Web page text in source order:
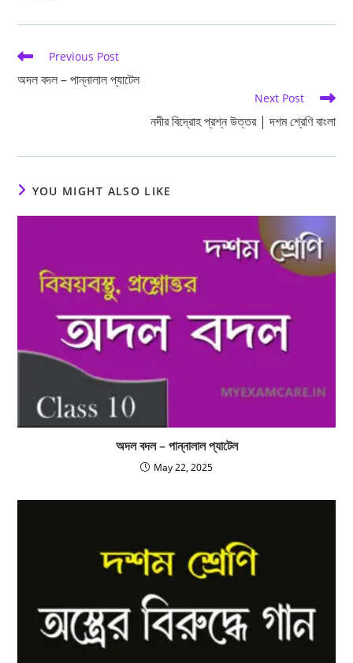
Read
articles
Previous Post
অদল বদল – পান্নালাল প্যাটেল
Next Post
নদীর বিদ্রোহ প্রশ্ন উত্তর | দশম শ্রেণি বাংলা
YOU MIGHT ALSO LIKE
অদল বদল – পান্নালাল প্যাটেল
May 22, 2025